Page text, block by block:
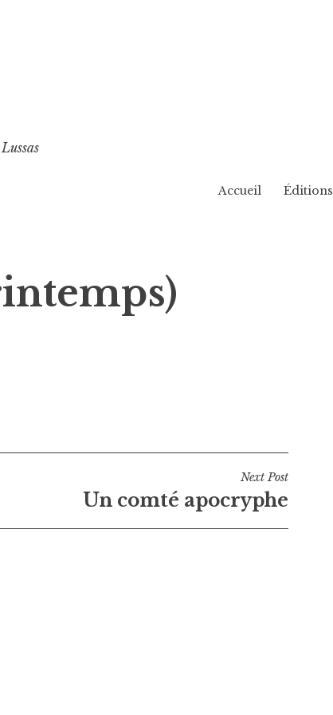
Accueil Éditions
Next Post
Un comté apocryphe